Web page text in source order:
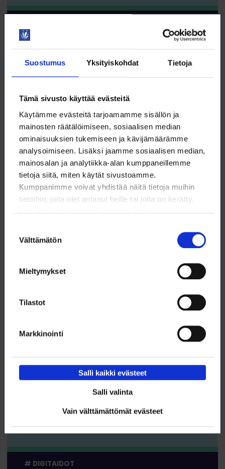
Suostumus Yksityiskohdat Tietoja
Tämä sivusto käyttää evästeitä
Käytämme evästeitä tarjoamamme sisällön ja
mainosten räätälöimiseen, sosiaalisen median
ominaisuuksien tukemiseen ja kävijämäärämme
analysoimiseen. Lisäksi jaamme sosiaalisen median,
mainosalan ja analytiikka-alan kumppaneillemme
tietoja siitä, miten käytät sivustoamme.
Kumppanimme voivat yhdistää näitä tietoja muihin
tietoihin, joita olet antanut heille tai joita on kerätty,
valinta
Välttämätön
Mieltymykset
Tilastot
Markkinointi
Salli kaikki evästeet
Salli valinta
Vain välttämättömät evästeet
Näin rekrytoijat käyttävät LinkedIniä –
rakenna profiili joka löytyy ja kiinnostaa
KOULUTUS
TYÖNHAKU
AamuBoost – tekoälyn parhaat vinkit
10.9. klo 9:00 – 9:30
TEKOÄLY
Power BI 5 – Python-visualisoinnit
10.9. klo 9:00 – 16:00
WEBINAARI
KOULUTUS
DIGITAIDOT